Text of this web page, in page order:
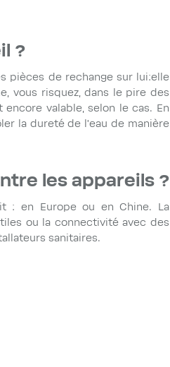
?
pièces de rechange sur lui:elle
vous risquez, dans le pire des
valable, selon le cas. En
la dureté de l'eau de manière
les appareils ?
: en Europe ou en Chine. La
ou la connectivité avec des
sanitaires.